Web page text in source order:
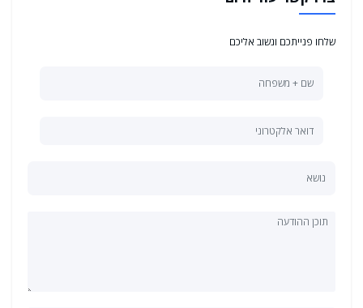
שלחו פנייתכם ונשוב אליכם